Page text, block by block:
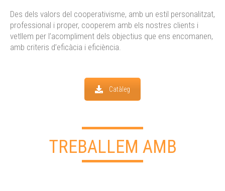
Des dels valors del cooperativisme, amb un estil personalitzat,
professional i proper, cooperem amb els nostres clients i
vetllem per l’acompliment dels objectius que ens encomanen,
amb criteris d’eficàcia i eficiència.
Catàleg
TREBALLEM AMB